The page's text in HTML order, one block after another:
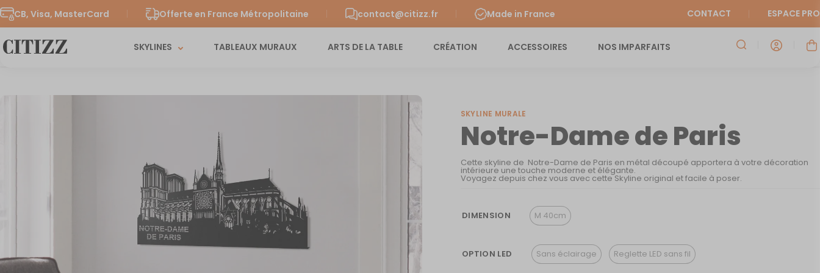
CB, Visa, MasterCard Offerte en France Métropolitaine contact@citizz.fr Made in France CONTACT ESPACE PRO
SKYLINES TABLEAUX MURAUX ARTS DE LA TABLE CRÉATION ACCESSOIRES NOS IMPARFAITS
SKYLINE MURALE
Notre-Dame de Paris
Cette skyline de Notre-Dame de Paris en métal découpé apportera à votre décoration
intérieure une touche moderne et élégante.
Voyagez depuis chez vous avec cette Skyline original et facile à poser.
DIMENSION M 40cm
OPTION LED Sans éclairage Reglette LED sans fil